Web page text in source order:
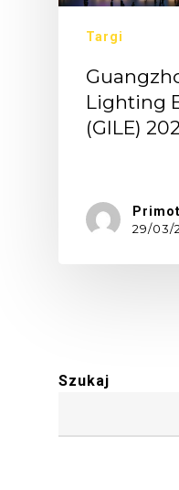
Targi
Lighting
(GILE)
29/03/
Szukaj